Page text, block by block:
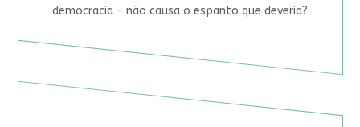
democracia – não causa o espanto que deveria?